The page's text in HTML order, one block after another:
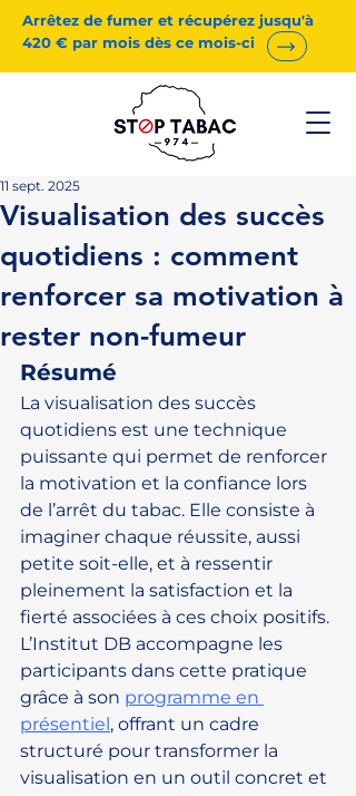
Arrêtez de fumer et récupérez jusqu'à
420 € par mois dès ce mois-ci
Visualisation des succès
quotidiens : comment
renforcer sa motivation à
rester non-fumeur
11 sept. 2025
Résumé
La visualisation des succès
quotidiens est une technique
puissante qui permet de renforcer
la motivation et la confiance lors
de l’arrêt du tabac. Elle consiste à
imaginer chaque réussite, aussi
petite soit-elle, et à ressentir
pleinement la satisfaction et la
fierté associées à ces choix positifs.
L’Institut DB accompagne les
participants dans cette pratique
grâce à son programme en
présentiel, offrant un cadre
structuré pour transformer la
visualisation en un outil concret et